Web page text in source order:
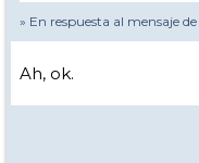
» En respuesta al mensaje de
Ah, ok.